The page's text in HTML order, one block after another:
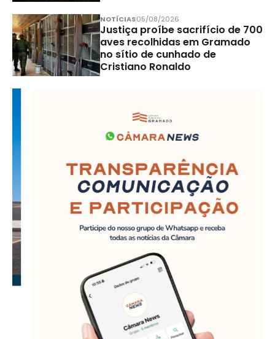
NOTÍCIAS05/08/2026
Justiça proíbe sacrifício de 700
aves recolhidas em Gramado
no sítio de cunhado de
Cristiano Ronaldo